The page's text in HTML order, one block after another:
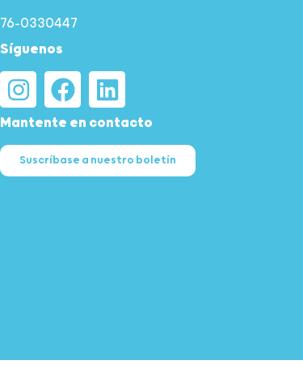
76-0330447
Síguenos
Mantente en contacto
Suscríbase a nuestro boletín